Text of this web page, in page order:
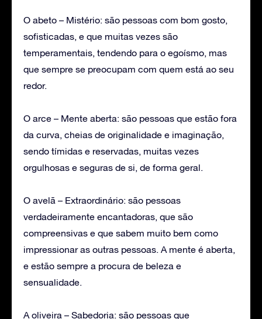
O abeto – Mistério: são pessoas com bom gosto,
sofisticadas, e que muitas vezes são
temperamentais, tendendo para o egoísmo, mas
que sempre se preocupam com quem está ao seu
redor.
O arce – Mente aberta: são pessoas que estão fora
da curva, cheias de originalidade e imaginação,
sendo tímidas e reservadas, muitas vezes
orgulhosas e seguras de si, de forma geral.
O avelã – Extraordinário: são pessoas
verdadeiramente encantadoras, que são
compreensivas e que sabem muito bem como
impressionar as outras pessoas. A mente é aberta,
e estão sempre a procura de beleza e
sensualidade.
A oliveira – Sabedoria: são pessoas que